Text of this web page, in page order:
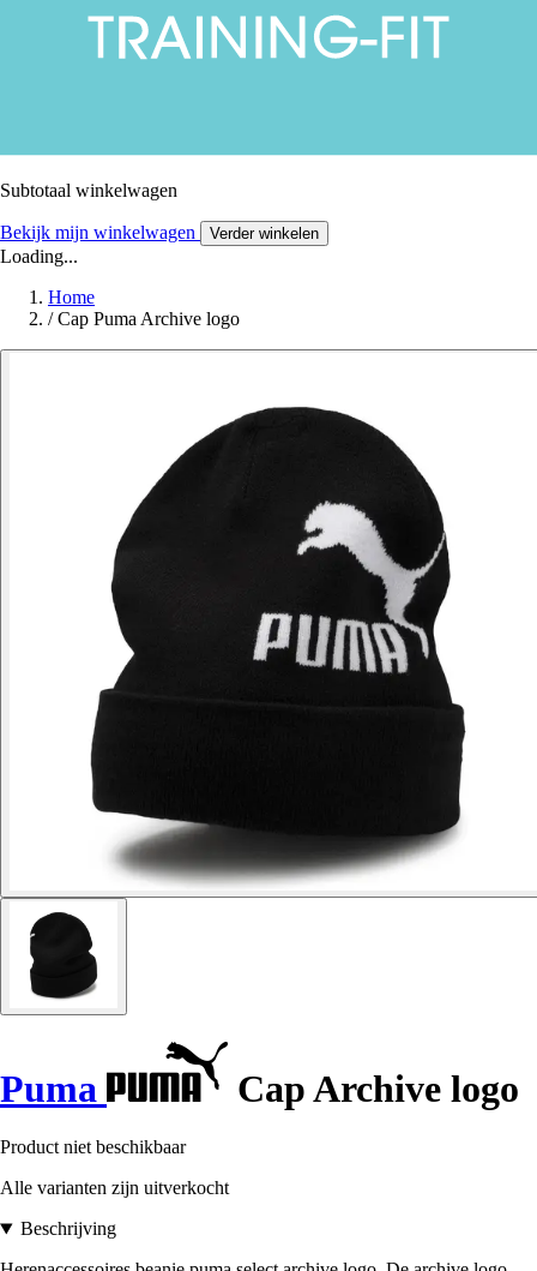
Subtotaal winkelwagen
Bekijk mijn winkelwagen Verder winkelen
Loading...
Home
/ Cap Puma Archive logo
Puma Cap Archive logo
Product niet beschikbaar
Alle varianten zijn uitverkocht
Beschrijving